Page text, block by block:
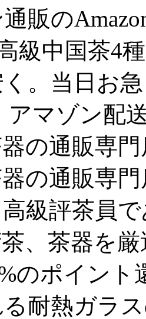
販の
級中国茶4
。当日お
アマゾン配
の通販専
の通販専
級評茶員
、茶器を
のポイン
耐熱ガラ